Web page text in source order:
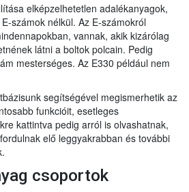
elképzelhetetlen adalékanyagok,
számok nélkül. Az E-számokról
vannak, akik kizárólag
látni a boltok polcain. Pedig
mesterséges. Az E330 például nem
segítségével megismerhetik az
funkcióit, esetleges
kattintva pedig arról is olvashatnak,
elő leggyakrabban és további
csoportok